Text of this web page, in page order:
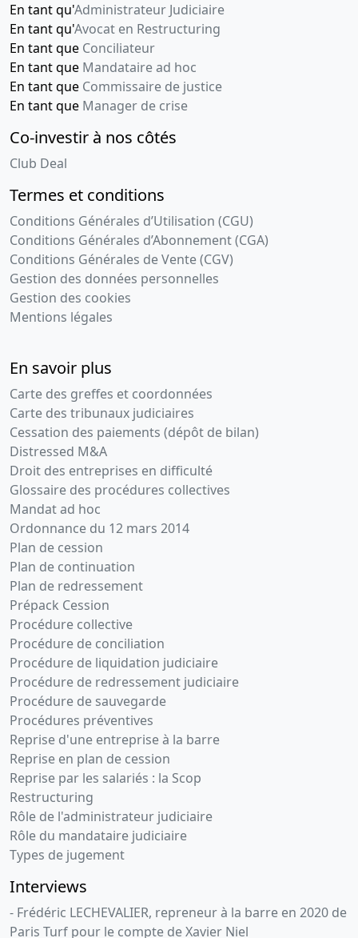
En tant qu'Administrateur Judiciaire
En tant qu'Avocat en Restructuring
En tant que Conciliateur
En tant que Mandataire ad hoc
En tant que Commissaire de justice
En tant que Manager de crise
Co-investir à nos côtés
Club Deal
Termes et conditions
Conditions Générales d’Utilisation (CGU)
Conditions Générales d’Abonnement (CGA)
Conditions Générales de Vente (CGV)
Gestion des données personnelles
Gestion des cookies
Mentions légales
En savoir plus
Carte des greffes et coordonnées
Carte des tribunaux judiciaires
Cessation des paiements (dépôt de bilan)
Distressed M&A
Droit des entreprises en difficulté
Glossaire des procédures collectives
Mandat ad hoc
Ordonnance du 12 mars 2014
Plan de cession
Plan de continuation
Plan de redressement
Prépack Cession
Procédure collective
Procédure de conciliation
Procédure de liquidation judiciaire
Procédure de redressement judiciaire
Procédure de sauvegarde
Procédures préventives
Reprise d'une entreprise à la barre
Reprise en plan de cession
Reprise par les salariés : la Scop
Restructuring
Rôle de l'administrateur judiciaire
Rôle du mandataire judiciaire
Types de jugement
Interviews
- Frédéric LECHEVALIER, repreneur à la barre en 2020 de
Paris Turf pour le compte de Xavier Niel